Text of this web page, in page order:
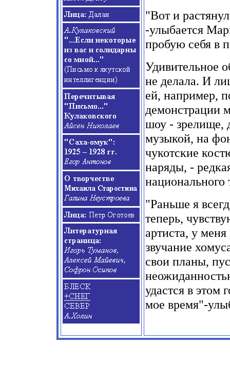
"Вот и
-улыбается
пробую себя в
Удивительное
не делала. И
ей, например,
демонстрации
шоу - зрелище,
музыкой, на
чукотские
наряды, -
национального
"Раньше я
теперь,
артиста, у
звучание
свои планы,
удастся в этом
мое время"-